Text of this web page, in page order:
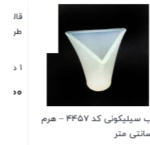
۶۰,۰۰۰